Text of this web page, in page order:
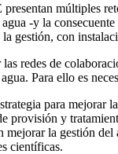
múltiples
-y la
gestión, con
redes de
Para ello es
para mejorar
provisión y
mejorar la gestión
científicas.